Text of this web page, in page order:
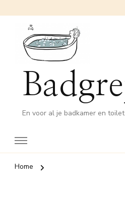
En voor al je badkamer en
Home